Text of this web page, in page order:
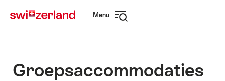
Menu
Groepsaccommodaties